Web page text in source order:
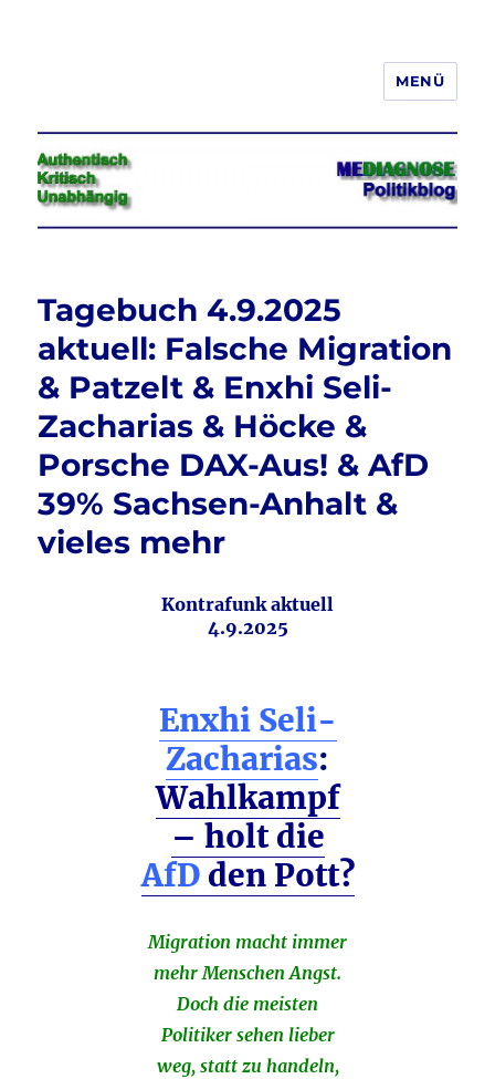
Jeder hat das Recht, seine
Meinung in Wort, Schrift und Bild
frei zu äußern und zu verbreiten
MENÜ
Tagebuch 4.9.2025
aktuell: Falsche Migration
& Patzelt & Enxhi Seli-
Zacharias & Höcke &
Porsche DAX-Aus! & AfD
39% Sachsen-Anhalt &
vieles mehr
Kontrafunk aktuell
4.9.2025
Enxhi Seli-
Zacharias:
Wahlkampf
– holt die
AfDden Pott?
Migration macht immer
mehr Menschen Angst.
Doch die meisten
Politiker sehen lieber
weg, statt zu handeln,